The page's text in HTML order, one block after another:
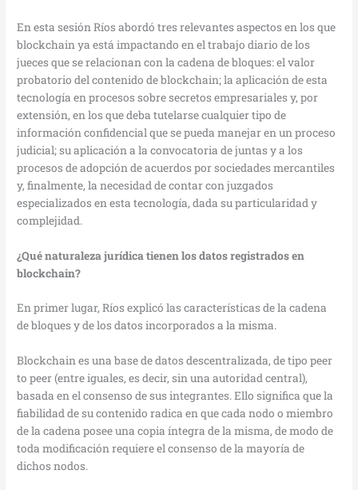
En esta sesión Ríos abordó tres relevantes aspectos en los que
blockchain ya está impactando en el trabajo diario de los
jueces que se relacionan con la cadena de bloques: el valor
probatorio del contenido de blockchain; la aplicación de esta
tecnología en procesos sobre secretos empresariales y, por
extensión, en los que deba tutelarse cualquier tipo de
información confidencial que se pueda manejar en un proceso
judicial; su aplicación a la convocatoria de juntas y a los
procesos de adopción de acuerdos por sociedades mercantiles
y, finalmente, la necesidad de contar con juzgados
especializados en esta tecnología, dada su particularidad y
complejidad.
¿Qué naturaleza jurídica tienen los datos registrados en
blockchain?
En primer lugar, Ríos explicó las características de la cadena
de bloques y de los datos incorporados a la misma.
Blockchain es una base de datos descentralizada, de tipo peer
to peer (entre iguales, es decir, sin una autoridad central),
basada en el consenso de sus integrantes. Ello significa que la
fiabilidad de su contenido radica en que cada nodo o miembro
de la cadena posee una copia íntegra de la misma, de modo de
toda modificación requiere el consenso de la mayoría de
dichos nodos.